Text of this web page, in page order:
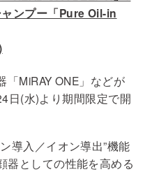
ンプー「Pure Oil-in
導入／イオン導出”機能
器としての性能を高める